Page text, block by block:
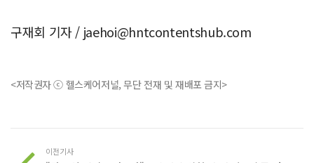
구재회 기자 / jaehoi@hntcontentshub.com
<저작권자 ⓒ 헬스케어저널, 무단 전재 및 재배포 금지>
이전기사